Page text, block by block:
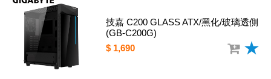
技嘉 C200 GLASS ATX/黑化/玻璃透側
(GB-C200G)
$ 1,690